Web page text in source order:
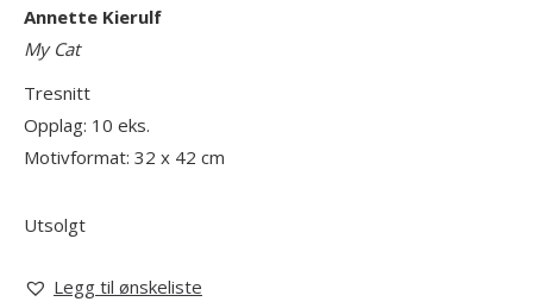
Annette Kierulf
My Cat
Tresnitt
Opplag: 10 eks.
Motivformat: 32 x 42 cm
Utsolgt
Legg til ønskeliste